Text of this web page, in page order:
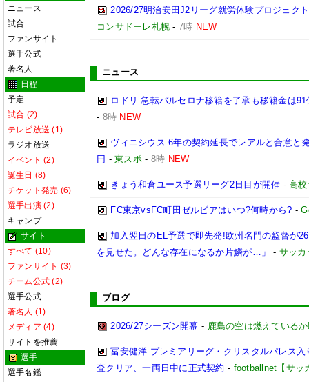
ニュース
試合
ファンサイト
選手公式
著名人
日程
予定
試合 (2)
テレビ放送 (1)
ラジオ放送
イベント (2)
誕生日 (8)
チケット発売 (6)
選手出演 (2)
キャンプ
サイト
すべて (10)
ファンサイト (3)
チーム公式 (2)
選手公式
著名人 (1)
メディア (4)
サイトを推薦
選手
選手名鑑
2026/27明治安田J2リーグ就労体験プロジェク
コンサドーレ札幌 - 7時 NEW
ニュース
ロドリ 急転バルセロナ移籍を了承も移籍金は
- 8時 NEW
ヴィニシウス 6年の契約延長でレアルと合意
円 -東スポ- 8時 NEW
きょう和倉ユース予選リーグ2日目が開催 -高
FC東京vsFC町田ゼルビアはいつ?何時から? -
加入翌日のEL予選で即先発!欧州名門の監督が
を見せた。どんな存在になるか片鱗が…」
- サッカ
ブログ
2026/27シーズン開幕 - 鹿島の空は燃えている
冨安健洋 プレミアリーグ・クリスタルパレス
査クリア、一両日中に正式契約 - footballnet【サッ